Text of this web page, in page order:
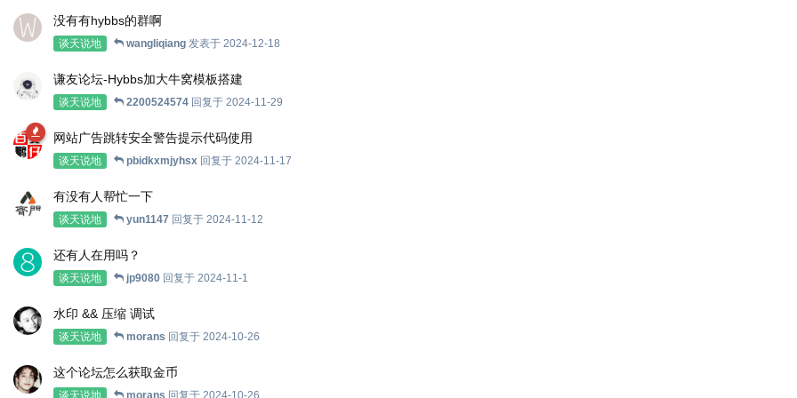
没有有hybbs的群啊
谈天说地 wangliqiang 发表于 2024-12-18
谦友论坛-Hybbs加大牛窝模板搭建
谈天说地 2200524574 回复于 2024-11-29
网站广告跳转安全警告提示代码使用
谈天说地 pbidkxmjyhsx 回复于 2024-11-17
有没有人帮忙一下
谈天说地 yun1147 回复于 2024-11-12
还有人在用吗？
谈天说地 jp9080 回复于 2024-11-1
水印 && 压缩 调试
谈天说地 morans 回复于 2024-10-26
这个论坛怎么获取金币
谈天说地 morans 回复于 2024-10-26